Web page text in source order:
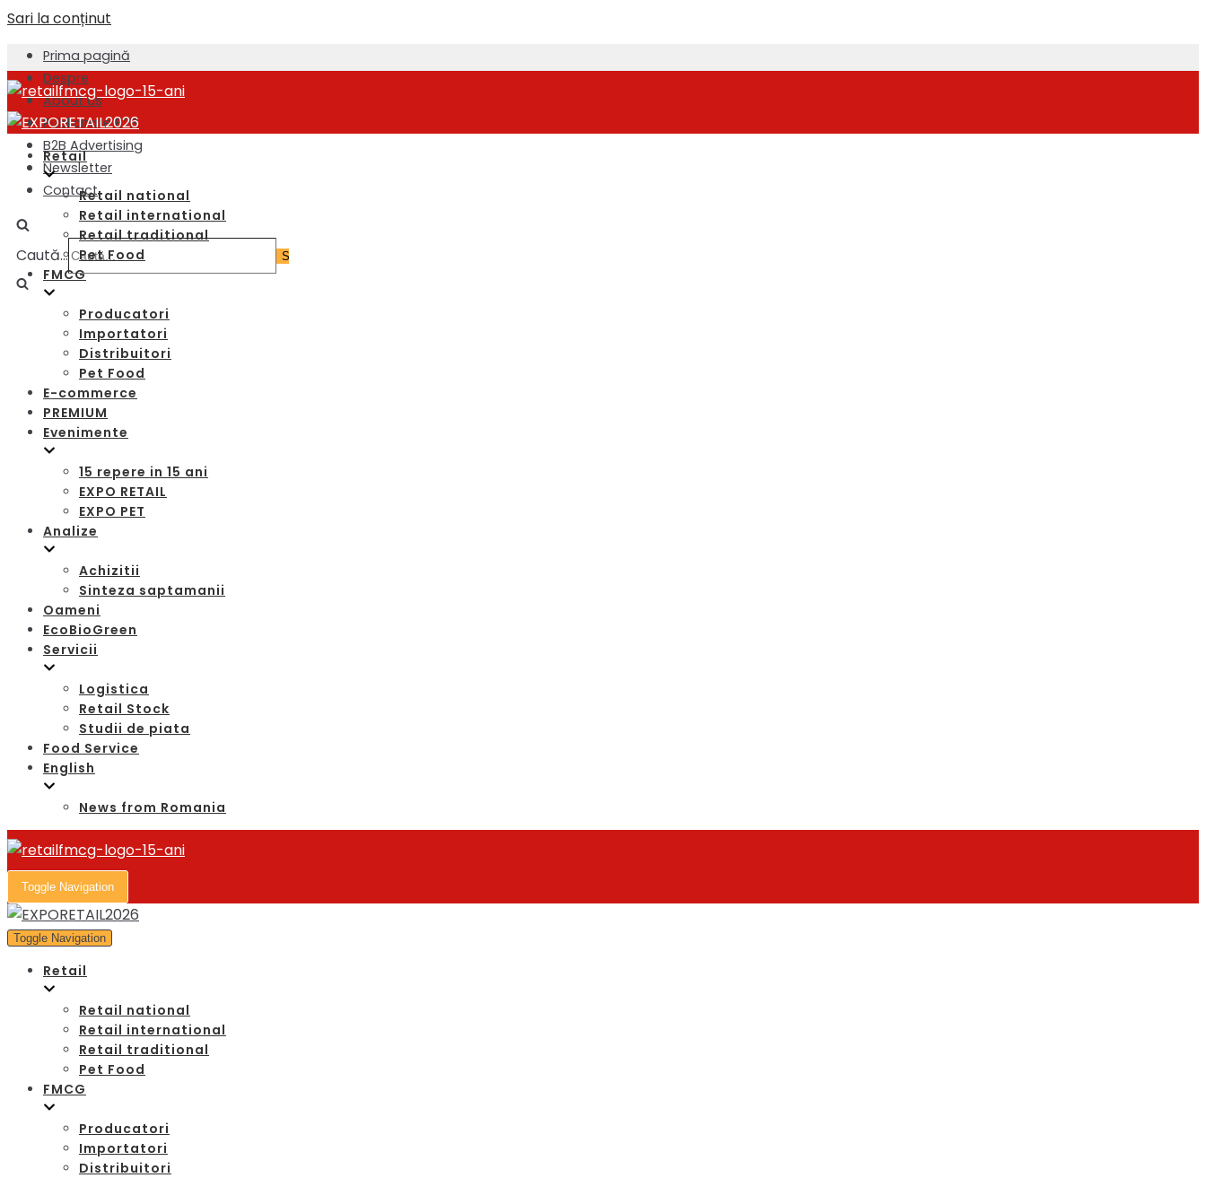
Sari la conținut
Prima pagină
Despre
About us
Publicitate B2B
B2B Advertising
Newsletter
Contact
Caută...
Retail
Retail national
Retail international
Retail traditional
Pet Food
FMCG
Producatori
Importatori
Distribuitori
Pet Food
E-commerce
PREMIUM
Evenimente
15 repere in 15 ani
EXPO RETAIL
EXPO PET
Analize
Achizitii
Sinteza saptamanii
Oameni
EcoBioGreen
Servicii
Logistica
Retail Stock
Studii de piata
Food Service
English
News from Romania
Toggle Navigation
Toggle Navigation
Retail
Retail national
Retail international
Retail traditional
Pet Food
FMCG
Producatori
Importatori
Distribuitori